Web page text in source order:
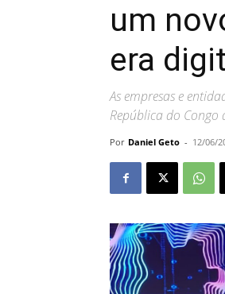
um
era
As empresas e
República do
Por Daniel Geto - 12/06/